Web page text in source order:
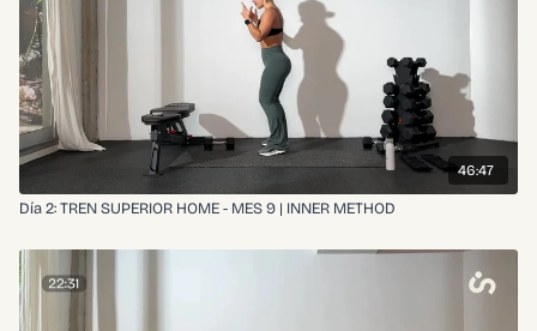
46:47
Día 2: TREN SUPERIOR HOME - MES 9 | INNER METHOD